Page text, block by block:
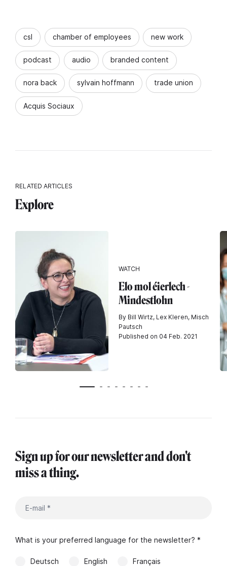
csl chamber of employees new work
podcast audio branded content
nora back sylvain hoffmann trade union
Acquis Sociaux
RELATED ARTICLES
Explore
WATCH
Elo mol éierlech -
Mindestlohn
By Bill Wirtz, Lex Kleren, Misch
Pautsch
Published on 04 Feb. 2021
Sign up for our newsletter and don't
miss a thing.
What is your preferred language for the newsletter? *
Deutsch English Français